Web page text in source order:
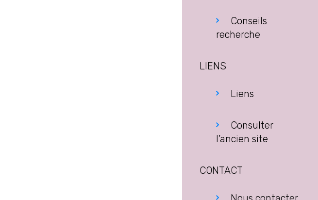
Conseils
recherche
LIENS
Liens
Consulter
l’ancien site
CONTACT